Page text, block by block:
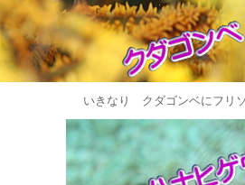
いきなり クダゴンベにフ